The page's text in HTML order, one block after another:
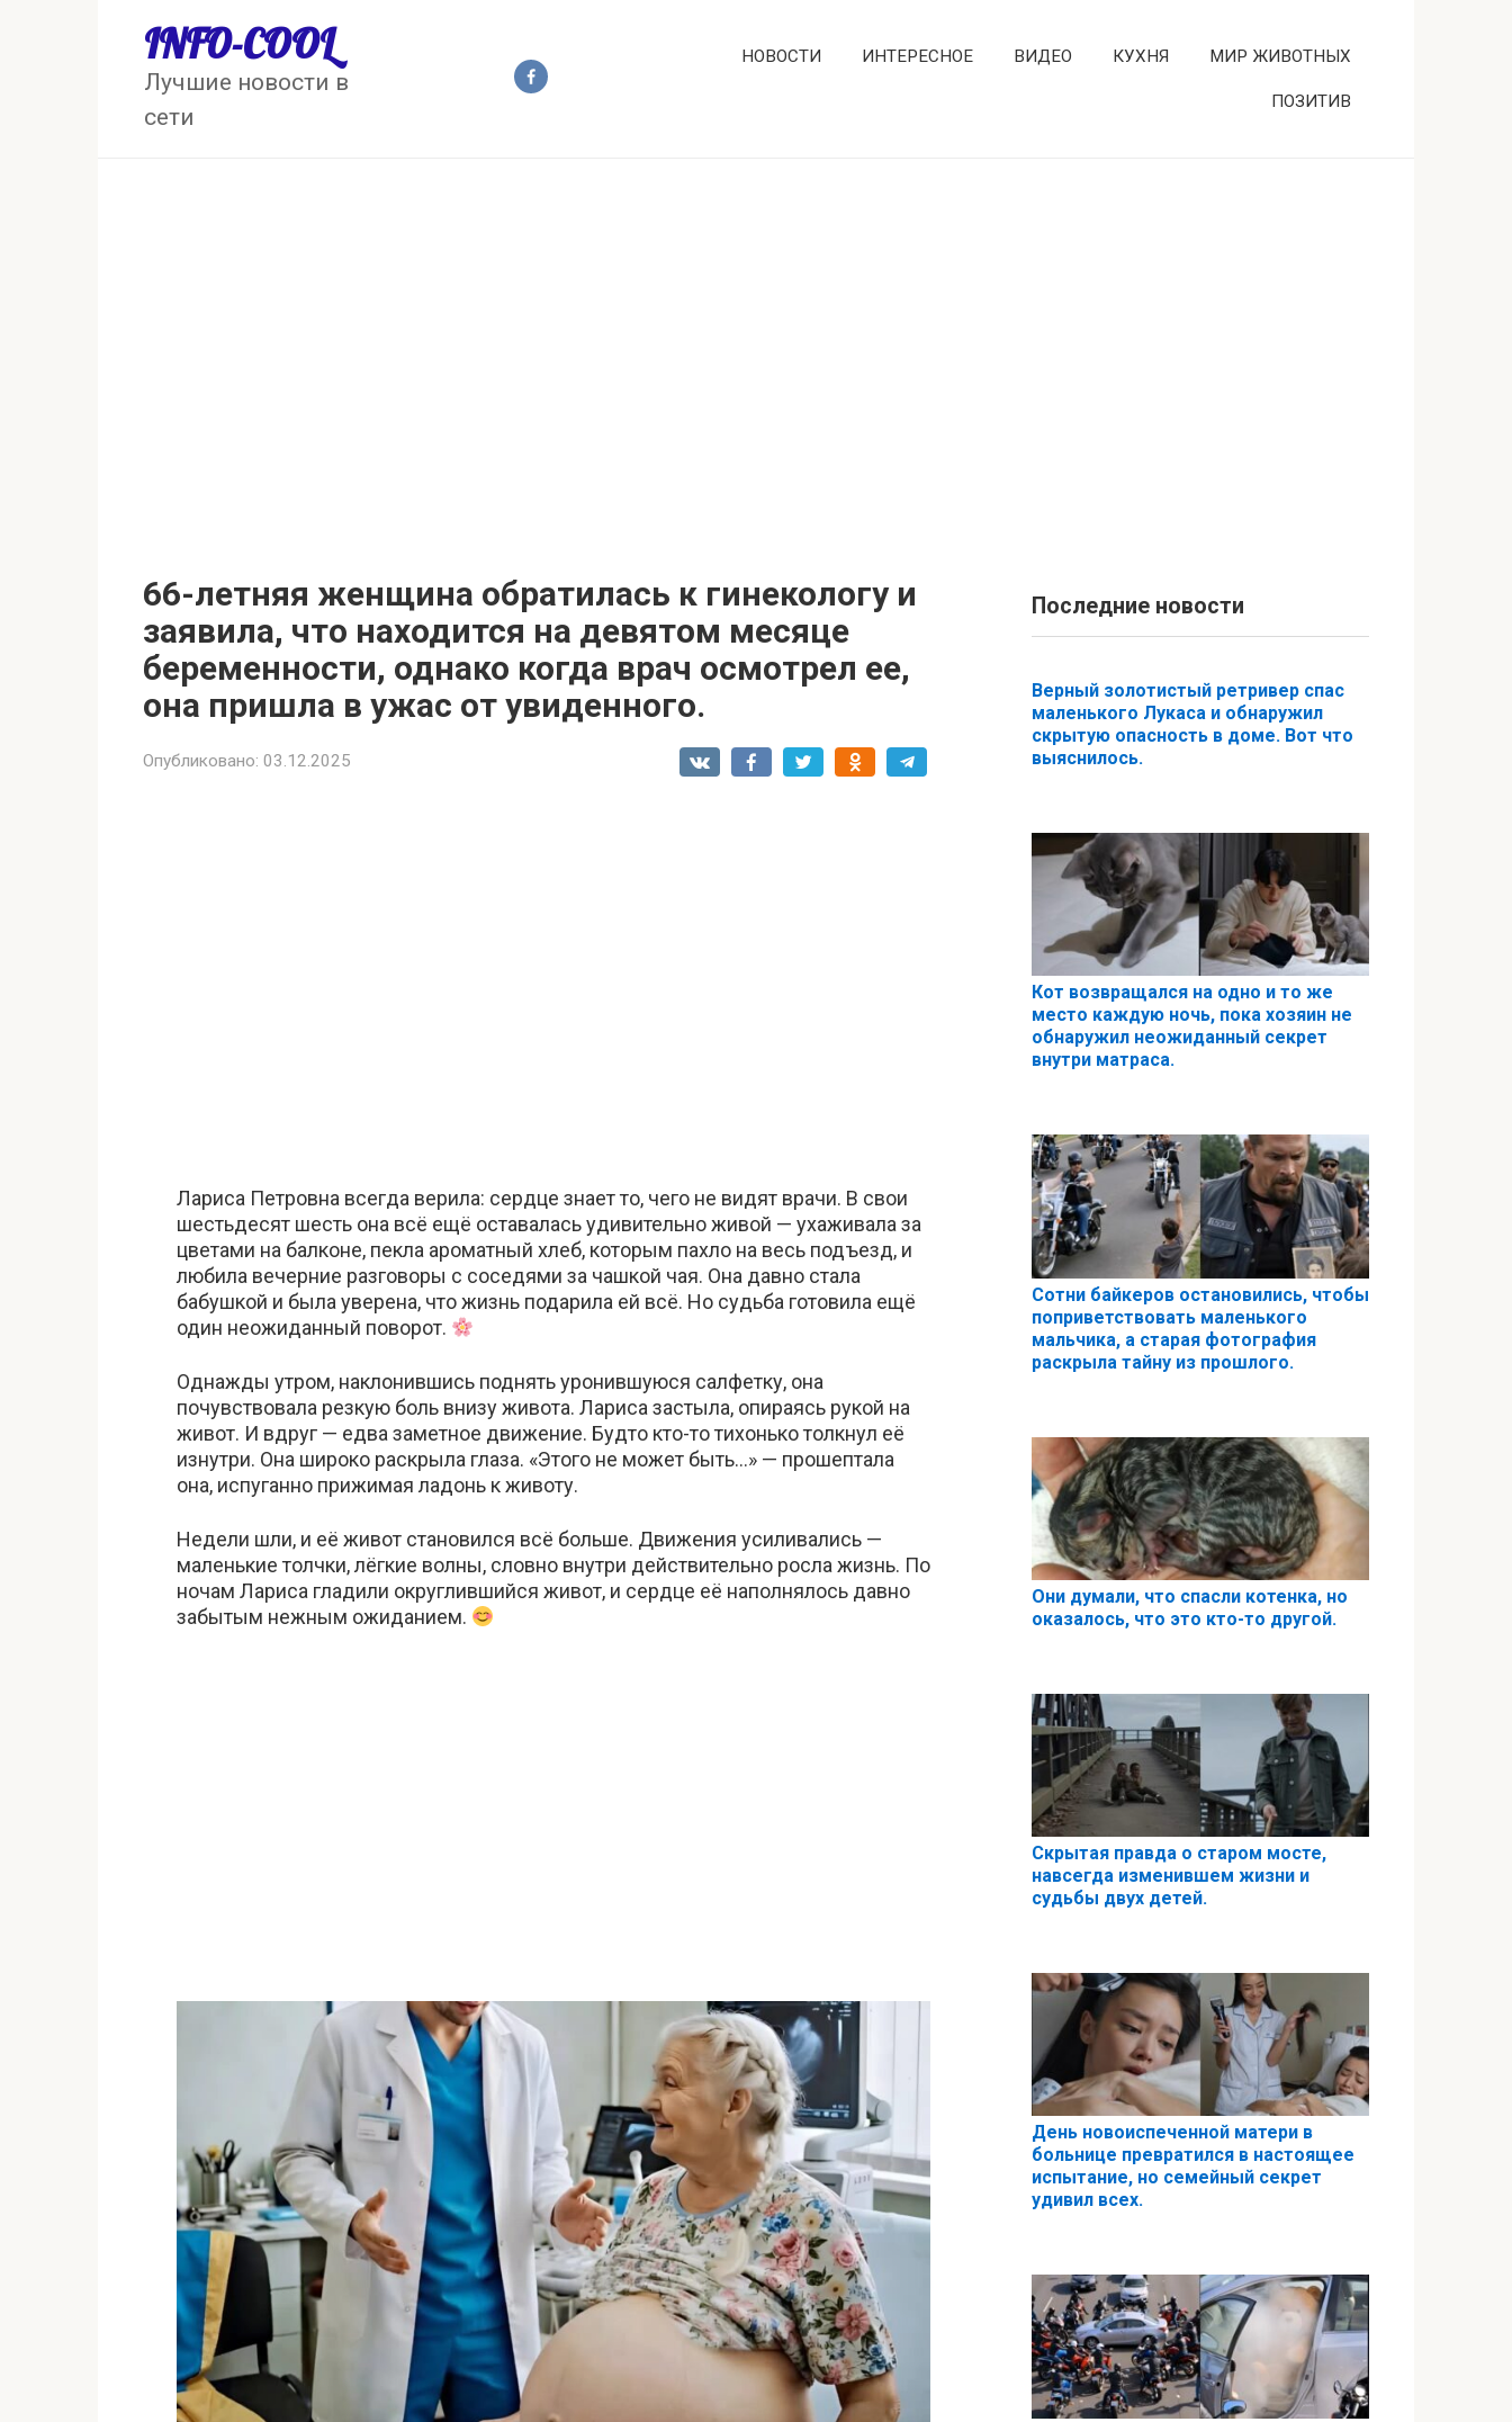
INFO-COOL
Лучшие новости в
сети
НОВОСТИ ИНТЕРЕСНОЕ ВИДЕО КУХНЯ МИР ЖИВОТНЫХ
ПОЗИТИВ
66-летняя женщина обратилась к гинекологу и
заявила, что находится на девятом месяце
беременности, однако когда врач осмотрел ее,
она пришла в ужас от увиденного.
Опубликовано: 03.12.2025
Лариса Петровна всегда верила: сердце знает то, чего не видят врачи. В свои
шестьдесят шесть она всё ещё оставалась удивительно живой — ухаживала за
цветами на балконе, пекла ароматный хлеб, которым пахло на весь подъезд, и
любила вечерние разговоры с соседями за чашкой чая. Она давно стала
бабушкой и была уверена, что жизнь подарила ей всё. Но судьба готовила ещё
один неожиданный поворот.
Однажды утром, наклонившись поднять уронившуюся салфетку, она
почувствовала резкую боль внизу живота. Лариса застыла, опираясь рукой на
живот. И вдруг — едва заметное движение. Будто кто-то тихонько толкнул её
изнутри. Она широко раскрыла глаза. «Этого не может быть…» — прошептала
она, испуганно прижимая ладонь к животу.
Недели шли, и её живот становился всё больше. Движения усиливались —
маленькие толчки, лёгкие волны, словно внутри действительно росла жизнь. По
ночам Лариса гладили округлившийся живот, и сердце её наполнялось давно
забытым нежным ожиданием.
Последние новости
Верный золотистый ретривер спас
маленького Лукаса и обнаружил
скрытую опасность в доме. Вот что
выяснилось.
Кот возвращался на одно и то же
место каждую ночь, пока хозяин не
обнаружил неожиданный секрет
внутри матраса.
Сотни байкеров остановились, чтобы
поприветствовать маленького
мальчика, а старая фотография
раскрыла тайну из прошлого.
Они думали, что спасли котенка, но
оказалось, что это кто-то другой.
Скрытая правда о старом мосте,
навсегда изменившем жизни и
судьбы двух детей.
День новоиспеченной матери в
больнице превратился в настоящее
испытание, но семейный секрет
удивил всех.